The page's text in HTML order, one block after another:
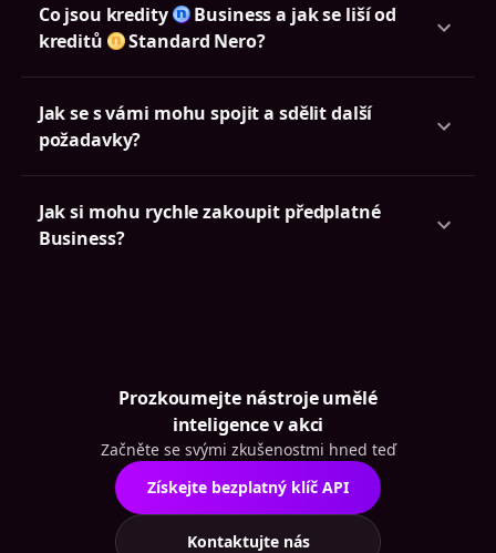
Co jsou kredity
Business a jak se liší od
kreditů
Standard Nero?
Jak se s vámi mohu spojit a sdělit další
požadavky?
Jak si mohu rychle zakoupit předplatné
Business?
Prozkoumejte nástroje umělé
inteligence v akci
Začněte se svými zkušenostmi hned teď
Získejte bezplatný klíč API
Kontaktujte nás